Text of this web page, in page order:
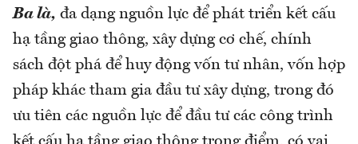
Ba là, đa dạng nguồn lực để phát triển kết cấu
hạ tầng giao thông, xây dựng cơ chế, chính
sách đột phá để huy động vốn tư nhân, vốn hợp
pháp khác tham gia đầu tư xây dựng, trong đó
ưu tiên các nguồn lực để đầu tư các công trình